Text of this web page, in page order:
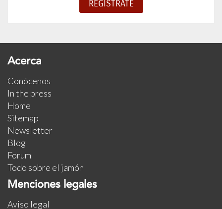
Acerca
Conócenos
In the press
Home
Sitemap
Newsletter
Blog
Forum
Todo sobre el jamón
Menciones legales
Aviso legal